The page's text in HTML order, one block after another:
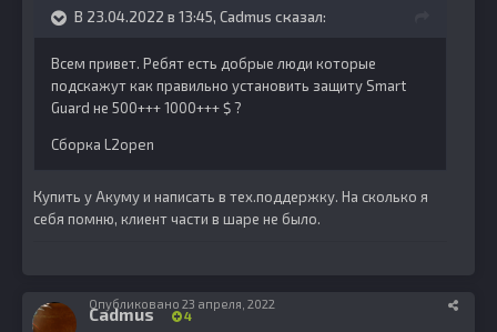
В 23.04.2022 в 13:45, Cadmus сказал:
Всем привет. Ребят есть добрые люди которые
подскажут как правильно установить защиту Smart
Guard не 500+++ 1000+++ $ ?
Сборка L2open
Купить у Акуму и написать в тех.поддержку. На сколько я
себя помню, клиент части в шаре не было.
Cadmus 4
Опубликовано 23 апреля, 2022